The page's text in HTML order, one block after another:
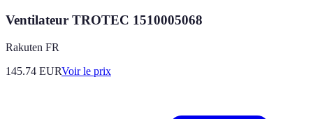
Ventilateur TROTEC 1510005068
Rakuten FR
145.74 EURVoir le prix